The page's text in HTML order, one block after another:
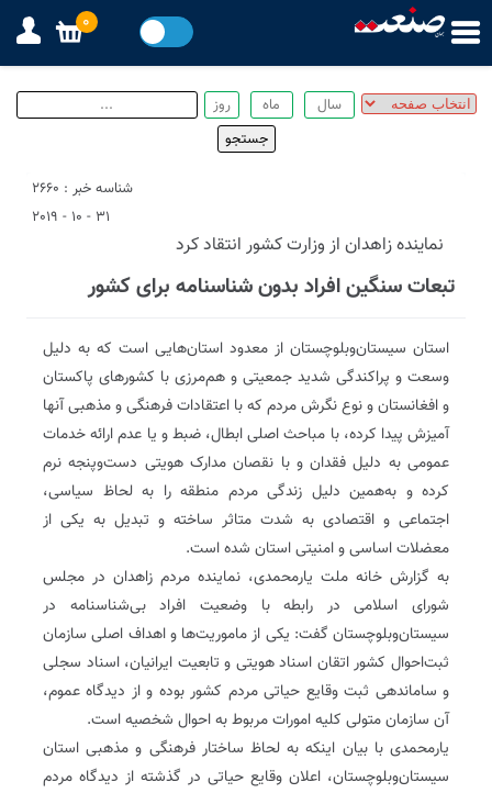
شناسه خبر : 2660
31 - 10 - 2019
نماینده زاهدان از وزارت كشور انتقاد کرد
تبعات سنگین افراد بدون شناسنامه برای کشور
استان سیستان‌وبلوچستان از معدود استان‌هایی است که به دلیل
وسعت و پراکندگی شدید جمعیتی و هم‌مرزی با کشورهای پاکستان
و افغانستان و نوع نگرش مردم که با اعتقادات فرهنگی و مذهبی آنها
آمیزش پیدا کرده، با مباحث اصلی ابطال، ضبط و یا عدم ارائه خدمات
عمومی به دلیل فقدان و با نقصان مدارک هویتی دست‌وپنجه نرم
کرده و به‌همین دلیل زندگی مردم منطقه را به لحاظ سیاسی،
اجتماعی و اقتصادی به شدت متاثر ساخته و تبدیل به یکی از
معضلات اساسی و امنیتی استان شده است.
به گزارش خانه ملت یارمحمدی، نماینده مردم زاهدان در مجلس
شورای اسلامی در رابطه با وضعیت افراد بی‌شناسنامه در
سیستان‌وبلوچستان گفت: یکی از ماموریت‌ها و اهداف اصلی سازمان
ثبت‌احوال کشور اتقان اسناد هویتی و تابعیت ایرانیان، اسناد سجلی
و ساماندهی ثبت وقایع حیاتی مردم کشور بوده و از دیدگاه عموم،
آن سازمان متولی کلیه امورات مربوط به احوال شخصیه است.
یارمحمدی با بیان اینکه به لحاظ ساختار فرهنگی و مذهبی استان
سیستان‌و‌بلوچستان، اعلان وقایع حیاتی در گذشته از دیدگاه مردم
0